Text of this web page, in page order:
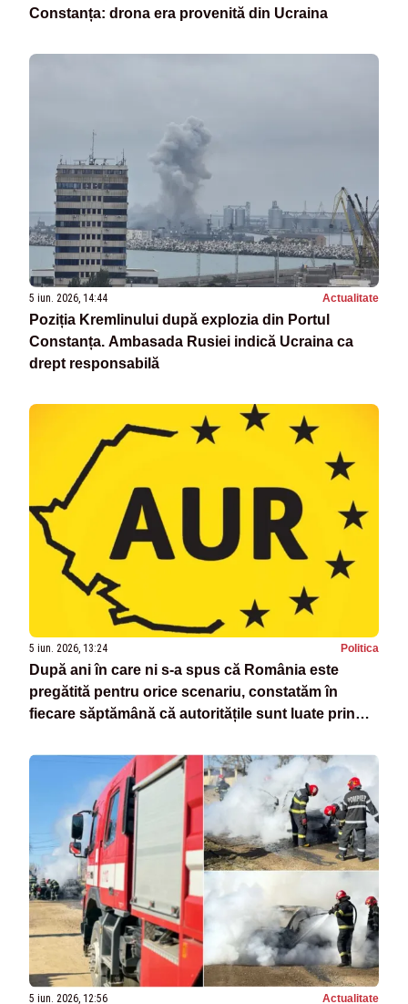
Constanța: drona era provenită din Ucraina
5 iun. 2026, 14:44 Actualitate
Poziția Kremlinului după explozia din Portul
Constanța. Ambasada Rusiei indică Ucraina ca
drept responsabilă
5 iun. 2026, 13:24 Politica
După ani în care ni s-a spus că România este
pregătită pentru orice scenariu, constatăm în
fiecare săptămână că autoritățile sunt luate prin
5 iun. 2026, 12:56 Actualitate